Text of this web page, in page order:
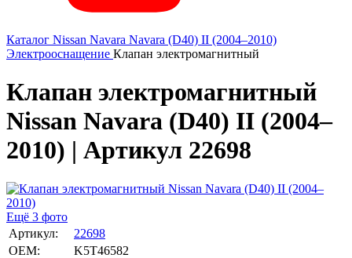
Каталог Nissan Navara Navara (D40) II (2004–2010)
Электрооснащение Клапан электромагнитный
Клапан электромагнитный
Nissan Navara (D40) II (2004–
2010) | Артикул 22698
Ещё 3 фото
Артикул:
22698
OEM:
K5T46582